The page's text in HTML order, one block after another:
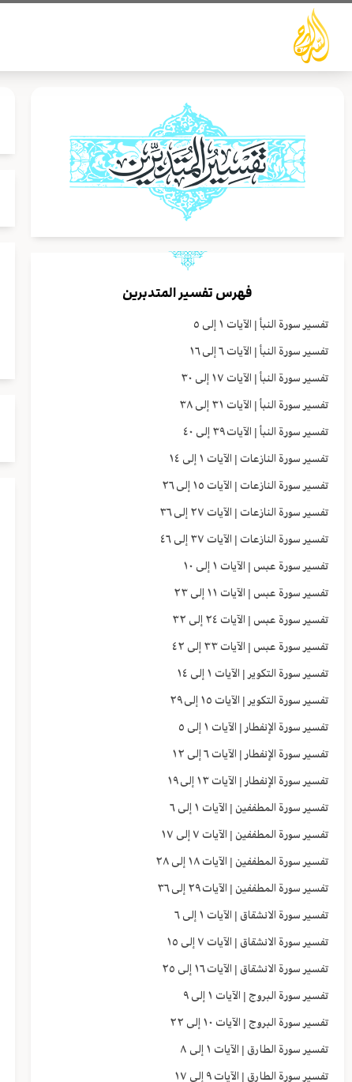
تخطي
المحتوى
فهرس تفسير المتدبرين
تفسير سورة النبأ | الآيات ١ إلى ٥
تفسير سورة النبأ | الآيات ٦ إلى ١٦
تفسير سورة النبأ | الآيات ١٧ إلى ٣٠
تفسير سورة النبأ | الآيات ٣١ إلى ٣٨
تفسير سورة النبأ | الآيات ٣٩ إلى ٤٠
تفسير سورة النازعات | الآيات ١ إلى ١٤
تفسير سورة النازعات | الآيات ١٥ إلى ٢٦
تفسير سورة النازعات | الآيات ٢٧ إلى ٣٦
تفسير سورة النازعات | الآيات ٣٧ إلى ٤٦
تفسير سورة عبس | الآيات ١ إلى ١٠
تفسير سورة عبس | الآيات ١١ إلى ٢٣
تفسير سورة عبس | الآيات ٢٤ إلى ٣٢
تفسير سورة عبس | الآيات ٣٣ إلى ٤٢
تفسير سورة التكوير | الآيات ١ إلى ١٤
تفسير سورة التكوير | الآيات ١٥ إلى ٢٩
تفسير سورة الإنفطار | الآيات ١ إلى ٥
تفسير سورة الإنفطار | الآيات ٦ إلى ١٢
تفسير سورة الإنفطار | الآيات ١٣ إلى ١٩
تفسير سورة المطففين | الآيات ١ إلى ٦
تفسير سورة المطففين | الآيات ٧ إلى ١٧
تفسير سورة المطففين | الآيات ١٨ إلى ٢٨
تفسير سورة المطففين | الآيات ٢٩ إلى ٣٦
تفسير سورة الانشقاق | الآيات ١ إلى ٦
تفسير سورة الانشقاق | الآيات ٧ إلى ١٥
تفسير سورة الانشقاق | الآيات ١٦ إلى ٢٥
تفسير سورة البروج | الآيات ١ إلى ٩
تفسير سورة البروج | الآيات ١٠ إلى ٢٢
تفسير سورة الطارق | الآيات ١ إلى ٨
تفسير سورة الطارق | الآيات ٩ إلى ١٧